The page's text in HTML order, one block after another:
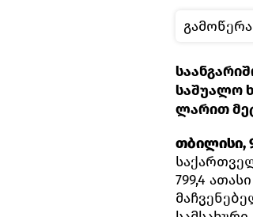
გამოწერა
საშუალო
ლარით
თბილისი,
799,4